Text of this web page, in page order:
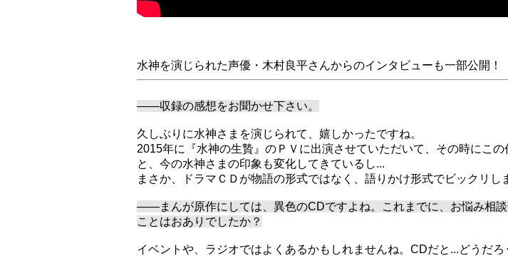
水神を演じられた声優・木村良平さんからのインタビューも一部公開！
――収録の感想をお聞かせ下さい。
久しぶりに水神さまを演じられて、嬉しかったですね。
2015年に『水神の生贄』のＰＶに出演させていただいて、その時にこの
と、今の水神さまの印象も変化してきているし...
まさか、ドラマＣＤが物語の形式ではなく、語りかけ形式でビックリし
――まんが原作にしては、異色のCDですよね。これまでに、お悩み相
ことはおありでしたか？
イベントや、ラジオではよくあるかもしれませんね。CDだと...どうだろ